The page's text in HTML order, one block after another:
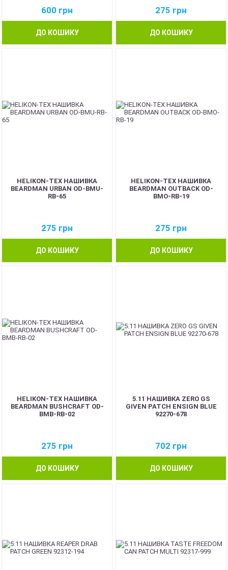
600 грн
ДО КОШИКУ
275 грн
ДО КОШИКУ
HELIKON-TEX НАШИВКА
BEARDMAN URBAN OD-BMU-
RB-65
275 грн
ДО КОШИКУ
HELIKON-TEX НАШИВКА
BEARDMAN OUTBACK OD-
BMO-RB-19
275 грн
ДО КОШИКУ
HELIKON-TEX НАШИВКА
BEARDMAN BUSHCRAFT OD-
BMB-RB-02
275 грн
ДО КОШИКУ
5.11 НАШИВКА ZERO GS
GIVEN PATCH ENSIGN BLUE
92270-678
702 грн
ДО КОШИКУ